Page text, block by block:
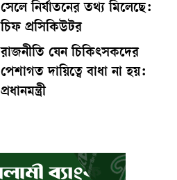
সেলে নির্যাতনের তথ্য মিলেছে:
চিফ প্রসিকিউটর
রাজনীতি যেন চিকিৎসকদের
পেশাগত দায়িত্বে বাধা না হয়:
প্রধানমন্ত্রী